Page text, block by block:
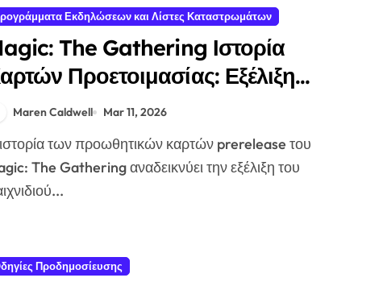
Εκδηλώσεων και Λίστες Καταστρωμάτων
The Gathering Ιστορία
Προετοιμασίας: Εξέλιξη
Προωθητικών Καρτών, Παλιές
Σειρές, Αντιδράσεις Κοινότητας
Maren Caldwell Mar 11, 2026
The Gathering αναδεικνύει την εξέλιξη του
Προδημοσίευσης